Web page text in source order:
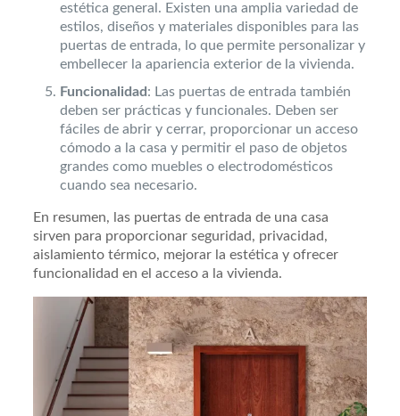
estética general. Existen una amplia variedad de
estilos, diseños y materiales disponibles para las
puertas de entrada, lo que permite personalizar y
embellecer la apariencia exterior de la vivienda.
Funcionalidad: Las puertas de entrada también
deben ser prácticas y funcionales. Deben ser
fáciles de abrir y cerrar, proporcionar un acceso
cómodo a la casa y permitir el paso de objetos
grandes como muebles o electrodomésticos
cuando sea necesario.
En resumen, las puertas de entrada de una casa
sirven para proporcionar seguridad, privacidad,
aislamiento térmico, mejorar la estética y ofrecer
funcionalidad en el acceso a la vivienda.